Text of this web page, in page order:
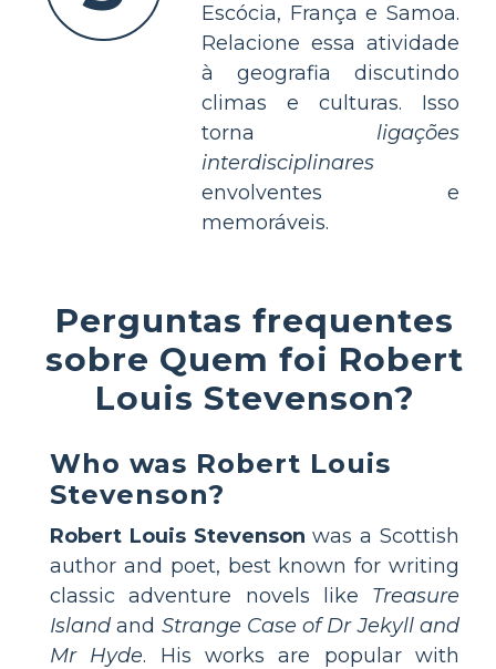
Escócia, França e Samoa.
Relacione essa atividade
à geografia discutindo
climas e culturas. Isso
torna ligações
interdisciplinares
envolventes e
memoráveis.
Perguntas frequentes
sobre Quem foi Robert
Louis Stevenson?
Who was Robert Louis
Stevenson?
Robert Louis Stevenson was a Scottish
author and poet, best known for writing
classic adventure novels like Treasure
Island and Strange Case of Dr Jekyll and
Mr Hyde. His works are popular with